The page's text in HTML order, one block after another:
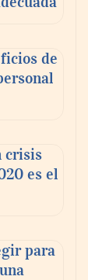
de
crisis
es el
para